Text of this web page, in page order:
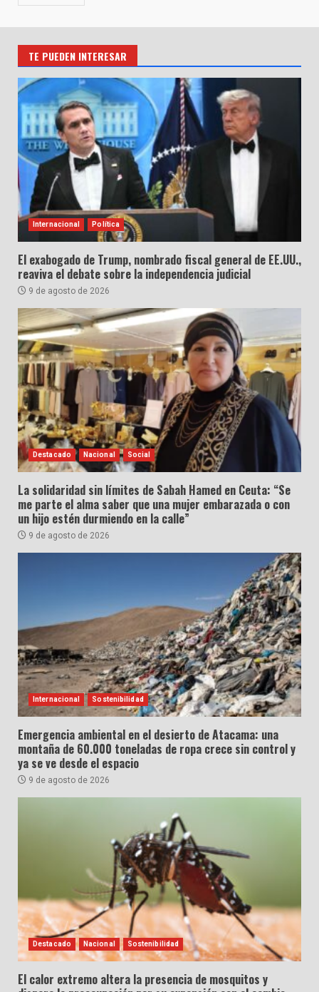
TE PUEDEN INTERESAR
Internacional Política
El exabogado de Trump, nombrado fiscal general de EE.UU.,
reaviva el debate sobre la independencia judicial
9 de agosto de 2026
Destacado Nacional Social
La solidaridad sin límites de Sabah Hamed en Ceuta: “Se
me parte el alma saber que una mujer embarazada o con
un hijo estén durmiendo en la calle”
9 de agosto de 2026
Internacional Sostenibilidad
Emergencia ambiental en el desierto de Atacama: una
montaña de 60.000 toneladas de ropa crece sin control y
ya se ve desde el espacio
9 de agosto de 2026
Destacado Nacional Sostenibilidad
El calor extremo altera la presencia de mosquitos y